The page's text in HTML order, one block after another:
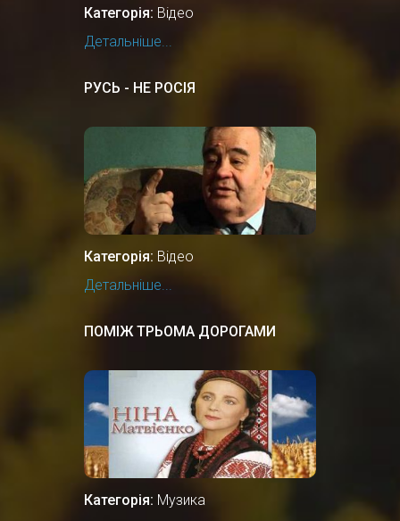
Категорія: Відео
Детальніше...
РУСЬ - НЕ РОСІЯ
Категорія: Відео
Детальніше...
ПОМІЖ ТРЬОМА ДОРОГАМИ
Категорія: Музика